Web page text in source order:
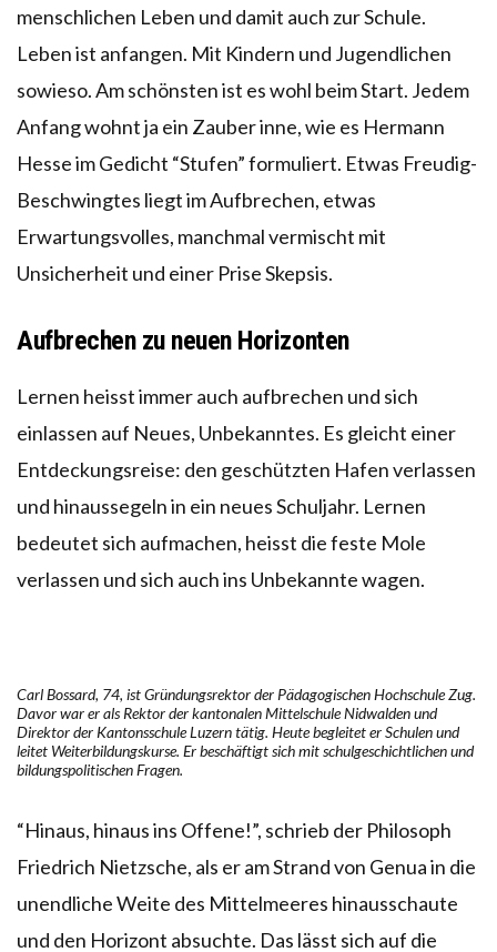
menschlichen Leben und damit auch zur Schule.
Leben ist anfangen. Mit Kindern und Jugendlichen
sowieso. Am schönsten ist es wohl beim Start. Jedem
Anfang wohnt ja ein Zauber inne, wie es Hermann
Hesse im Gedicht “Stufen” formuliert. Etwas Freudig-
Beschwingtes liegt im Aufbrechen, etwas
Erwartungsvolles, manchmal vermischt mit
Unsicherheit und einer Prise Skepsis.
Aufbrechen zu neuen Horizonten
Lernen heisst immer auch aufbrechen und sich
einlassen auf Neues, Unbekanntes. Es gleicht einer
Entdeckungsreise: den geschützten Hafen verlassen
und hinaussegeln in ein neues Schuljahr. Lernen
bedeutet sich aufmachen, heisst die feste Mole
verlassen und sich auch ins Unbekannte wagen.
Carl Bossard, 74, ist Gründungsrektor der Pädagogischen Hochschule Zug.
Davor war er als Rektor der kantonalen Mittelschule Nidwalden und
Direktor der Kantonsschule Luzern tätig. Heute begleitet er Schulen und
leitet Weiterbildungskurse. Er beschäftigt sich mit schulgeschichtlichen und
bildungspolitischen Fragen.
“Hinaus, hinaus ins Offene!”, schrieb der Philosoph
Friedrich Nietzsche, als er am Strand von Genua in die
unendliche Weite des Mittelmeeres hinausschaute
und den Horizont absuchte. Das lässt sich auf die